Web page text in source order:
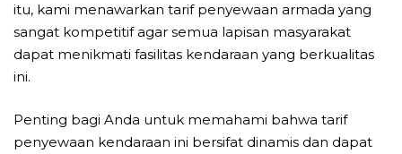
itu, kami menawarkan tarif penyewaan armada yang
sangat kompetitif agar semua lapisan masyarakat
dapat menikmati fasilitas kendaraan yang berkualitas
ini.
Penting bagi Anda untuk memahami bahwa tarif
penyewaan kendaraan ini bersifat dinamis dan dapat